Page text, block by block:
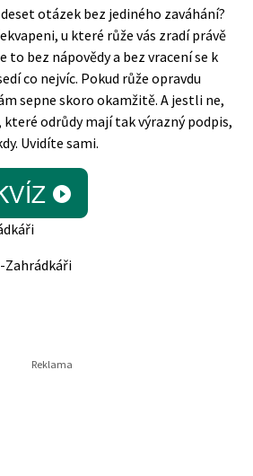
otázek bez jediného zaváhání?
u které růže vás zradí právě
to bez nápovědy a bez vracení se k
co nejvíc. Pokud růže opravdu
sepne skoro okamžitě. A jestli ne,
odrůdy mají tak výrazný podpis,
Uvidíte sami.
Zahrádkáři